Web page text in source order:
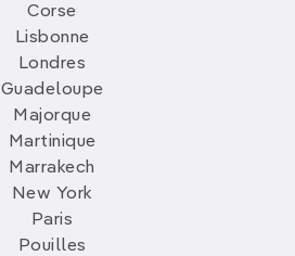
Corse
Lisbonne
Londres
Guadeloupe
Majorque
Martinique
Marrakech
New York
Paris
Pouilles